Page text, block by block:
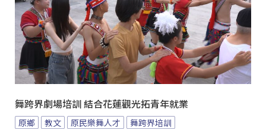
舞跨界劇場培訓 結合花蓮觀光拓青年就業
原鄉 教文 原民樂舞人才 舞跨界培訓